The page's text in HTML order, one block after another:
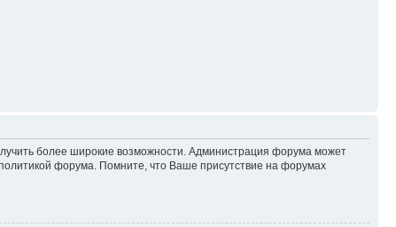
более широкие возможности. Администрация форума может
форума. Помните, что Ваше присутствие на форумах